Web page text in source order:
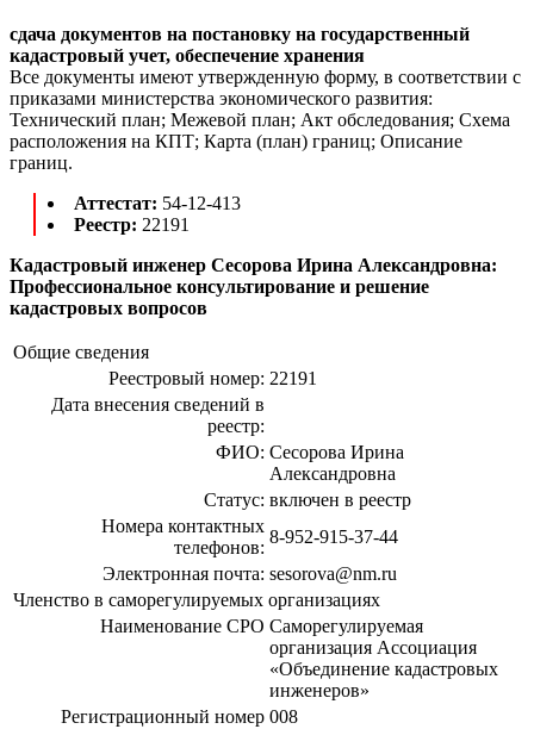
сдача документов на постановку на государственный
кадастровый учет, обеспечение хранения
Все документы имеют утвержденную форму, в соответствии с
приказами министерства экономического развития:
Технический план; Межевой план; Акт обследования; Схема
расположения на КПТ; Карта (план) границ; Описание
границ.
Аттестат: 54-12-413
Реестр: 22191
Кадастровый инженер Сесорова Ирина Александровна:
Профессиональное консультирование и решение
кадастровых вопросов
Общие сведения
Реестровый номер: 22191
Дата внесения сведений в
реестр:
ФИО: Сесорова Ирина
Александровна
Статус: включен в реестр
Номера контактных
телефонов:
8-952-915-37-44
Электронная почта: sesorova@nm.ru
Членство в саморегулируемых организациях
Наименование СРО Саморегулируемая
организация Ассоциация
«Объединение кадастровых
инженеров»
Регистрационный номер 008